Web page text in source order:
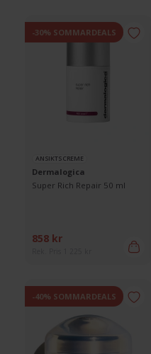
-30% SOMMARDEALS
ANSIKTSCREME
Dermalogica
Super Rich Repair 50 ml
858 kr
-40% SOMMARDEALS